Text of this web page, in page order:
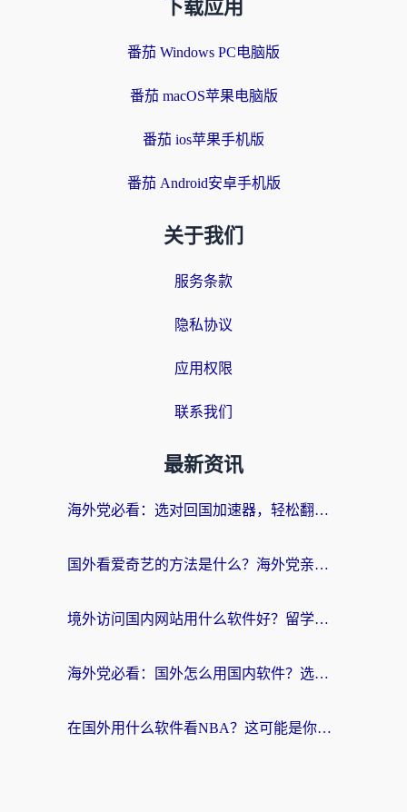
下载应用
番茄 Windows PC电脑版
番茄 macOS苹果电脑版
番茄 ios苹果手机版
番茄 Android安卓手机版
关于我们
服务条款
隐私协议
应用权限
联系我们
最新资讯
海外党必看：选对回国加速器，轻松翻墙到国内看剧+解决12123访问难题
国外看爱奇艺的方法是什么？海外党亲测有效的追剧加速指南
境外访问国内网站用什么软件好？留学生亲测：这款加速器让我无缝刷B站、看爱奇艺
海外党必看：国外怎么用国内软件？选对加速器才是关键
在国外用什么软件看NBA？这可能是你最需要的答案